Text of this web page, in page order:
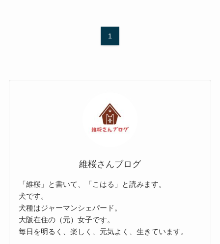
1
維桜さんブログ
「維桜」と書いて、「こはる」と読みます。
犬です。
犬種はジャーマンシェパード。
大阪在住の（元）女子です。
毎日を明るく、楽しく、元気よく、生きています。